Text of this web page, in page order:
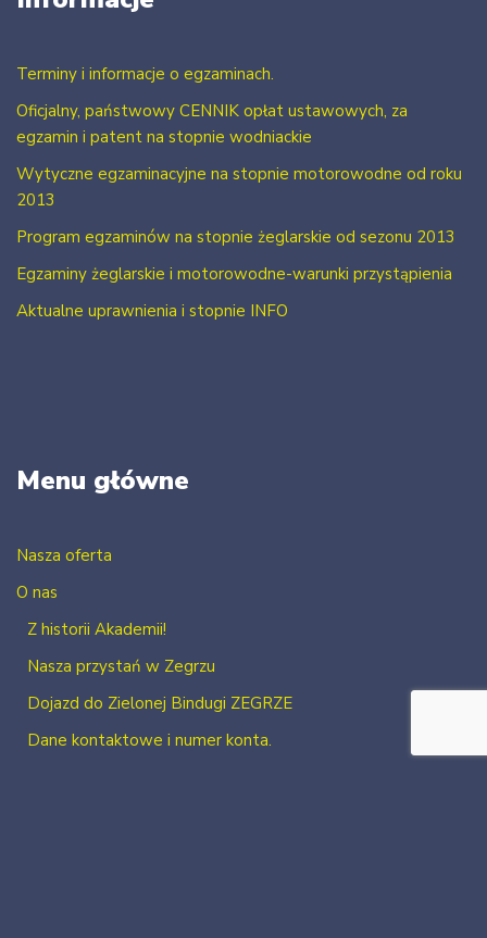
Terminy i informacje o egzaminach.
Oficjalny, państwowy CENNIK opłat ustawowych, za
egzamin i patent na stopnie wodniackie
Wytyczne egzaminacyjne na stopnie motorowodne od roku
2013
Program egzaminów na stopnie żeglarskie od sezonu 2013
Egzaminy żeglarskie i motorowodne-warunki przystąpienia
Aktualne uprawnienia i stopnie INFO
Menu główne
Nasza oferta
O nas
Z historii Akademii!
Nasza przystań w Zegrzu
Dojazd do Zielonej Bindugi ZEGRZE
Dane kontaktowe i numer konta.